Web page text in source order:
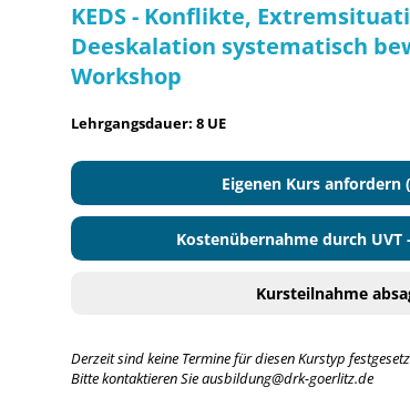
KEDS - Konflikte,
Deeskalation systematisch
Workshop
Lehrgangsdauer: 8 UE
Eigenen Kurs anfordern
Kostenübernahme durch
Kursteilnahme
Derzeit sind keine Termine für diesen Kurstyp
Bitte kontaktieren Sie ausbildung@drk-goerlitz.de